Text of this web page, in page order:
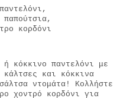
κορδόνι
κόκκινο παντελόνι με
και κόκκινα
ντομάτα! Κολλήστε
χοντρό κορδόνι για